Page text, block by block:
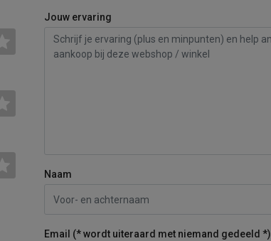
Jouw ervaring
Naam
Email (* wordt uiteraard met niemand gedeeld *)